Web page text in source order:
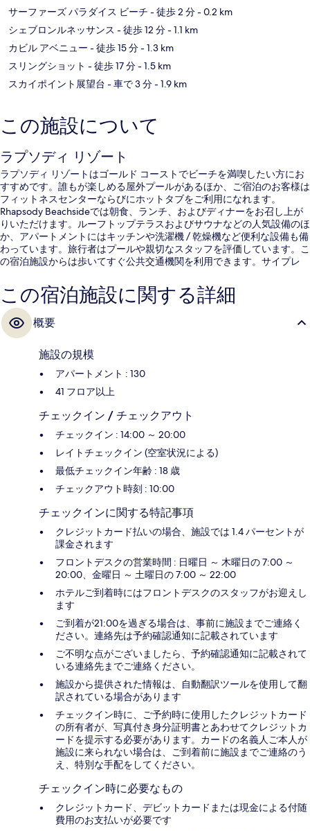
サーファーズ パラダイス ビーチ - 徒歩 2 分- 0.2 km
シェブロンルネッサンス - 徒歩 12 分- 1.1 km
カビル アベニュー - 徒歩 15 分- 1.3 km
スリングショット - 徒歩 17 分- 1.5 km
スカイポイント展望台 - 車で 3 分- 1.9 km
この施設について
ラプソディ リゾート
ラプソディ リゾートはゴールド コーストでビーチを満喫したい方にお
すすめです。誰もが楽しめる屋外プールがあるほか、ご宿泊のお客様は
フィットネスセンターならびにホットタブをご利用になれます。
Rhapsody Beachsideでは朝食、ランチ、およびディナーをお召し上が
りいただけます。ルーフトップテラスおよびサウナなどの人気設備のほ
か、アパートメントにはキッチンや洗濯機 / 乾燥機など便利な設備も備
わっています。旅行者はプールや親切なスタッフを評価しています。こ
の宿泊施設からは歩いてすぐ公共交通機関を利用できます。サイプレ
この宿泊施設に関する詳細
概要
施設の規模
アパートメント : 130
41 フロア以上
チェックイン / チェックアウト
チェックイン : 14:00 ～ 20:00
レイトチェックイン (空室状況による)
最低チェックイン年齢 : 18 歳
チェックアウト時刻 : 10:00
チェックインに関する特記事項
クレジットカード払いの場合、施設では 1.4 パーセントが
課金されます
フロントデスクの営業時間 : 日曜日 ～ 木曜日の 7:00 ～
20:00、金曜日 ～ 土曜日の 7:00 ～ 22:00
ホテルご到着時にはフロントデスクのスタッフがお迎えし
ます
ご到着が21:00を過ぎる場合は、事前に施設までご連絡く
ださい。連絡先は予約確認通知に記載されています
ご不明な点がございましたら、予約確認通知に記載されて
いる連絡先までご連絡ください。
施設から提供された情報は、自動翻訳ツールを使用して翻
訳されている場合があります
チェックイン時に、ご予約時に使用したクレジットカード
の所有者が、写真付き身分証明書とあわせてクレジットカ
ードを提示する必要があります。カードの名義人ご本人が
施設に来られない場合は、ご到着前に施設までご連絡のう
え、特別な手配をしてください。
チェックイン時に必要なもの
クレジットカード、デビットカードまたは現金による付随
費用のお支払いが必要です